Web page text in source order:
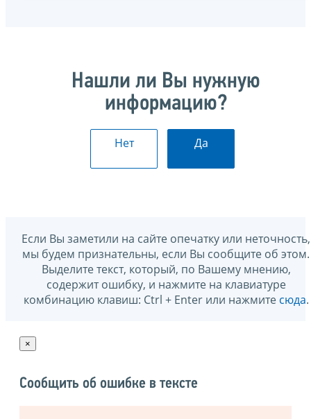
Нашли ли Вы нужную
информацию?
Нет Да
Если Вы заметили на сайте опечатку или неточность,
мы будем признательны, если Вы сообщите об этом.
Выделите текст, который, по Вашему мнению,
содержит ошибку, и нажмите на клавиатуре
комбинацию клавиш: Ctrl + Enter или нажмите сюда.
×
Сообщить об ошибке в тексте